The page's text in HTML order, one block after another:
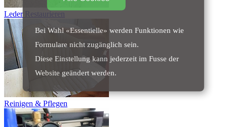
Leder Restaurieren
Reinigen & Pflegen
Bei Wahl «Essentielle» werden Funktionen wie
Formulare nicht zugänglich sein.
Diese Einstellung kann jederzeit im Fusse der
Website geändert werden.